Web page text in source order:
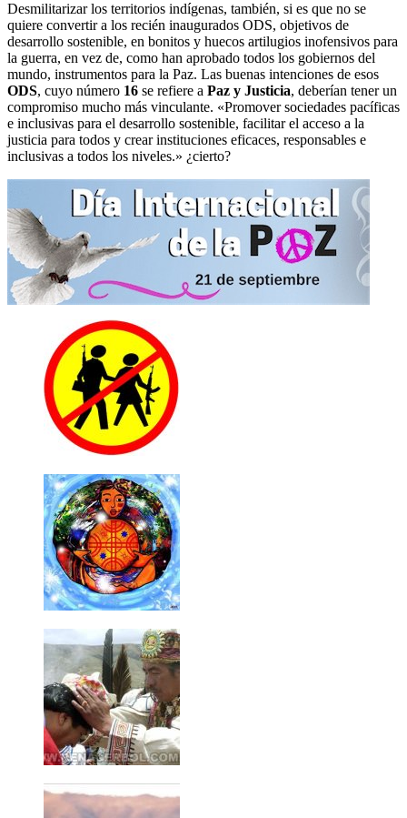
Desmilitarizar los territorios indígenas, también, si es que no se
quiere convertir a los recién inaugurados ODS, objetivos de
desarrollo sostenible, en bonitos y huecos artilugios inofensivos para
la guerra, en vez de, como han aprobado todos los gobiernos del
mundo, instrumentos para la Paz. Las buenas intenciones de esos
ODS, cuyo número 16 se refiere a Paz y Justicia, deberían tener un
compromiso mucho más vinculante. «Promover sociedades pacíficas
e inclusivas para el desarrollo sostenible, facilitar el acceso a la
justicia para todos y crear instituciones eficaces, responsables e
inclusivas a todos los niveles.» ¿cierto?